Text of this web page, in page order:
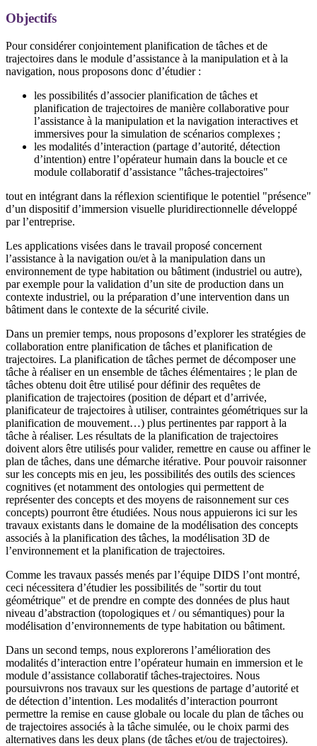
Objectifs
Pour considérer conjointement planification de tâches et de
trajectoires dans le module d’assistance à la manipulation et à la
navigation, nous proposons donc d’étudier :
les possibilités d’associer planification de tâches et
planification de trajectoires de manière collaborative pour
l’assistance à la manipulation et la navigation interactives et
immersives pour la simulation de scénarios complexes ;
les modalités d’interaction (partage d’autorité, détection
d’intention) entre l’opérateur humain dans la boucle et ce
module collaboratif d’assistance "tâches-trajectoires"
tout en intégrant dans la réflexion scientifique le potentiel "présence"
d’un dispositif d’immersion visuelle pluridirectionnelle développé
par l’entreprise.
Les applications visées dans le travail proposé concernent
l’assistance à la navigation ou/et à la manipulation dans un
environnement de type habitation ou bâtiment (industriel ou autre),
par exemple pour la validation d’un site de production dans un
contexte industriel, ou la préparation d’une intervention dans un
bâtiment dans le contexte de la sécurité civile.
Dans un premier temps, nous proposons d’explorer les stratégies de
collaboration entre planification de tâches et planification de
trajectoires. La planification de tâches permet de décomposer une
tâche à réaliser en un ensemble de tâches élémentaires ; le plan de
tâches obtenu doit être utilisé pour définir des requêtes de
planification de trajectoires (position de départ et d’arrivée,
planificateur de trajectoires à utiliser, contraintes géométriques sur la
planification de mouvement…) plus pertinentes par rapport à la
tâche à réaliser. Les résultats de la planification de trajectoires
doivent alors être utilisés pour valider, remettre en cause ou affiner le
plan de tâches, dans une démarche itérative. Pour pouvoir raisonner
sur les concepts mis en jeu, les possibilités des outils des sciences
cognitives (et notamment des ontologies qui permettent de
représenter des concepts et des moyens de raisonnement sur ces
concepts) pourront être étudiées. Nous nous appuierons ici sur les
travaux existants dans le domaine de la modélisation des concepts
associés à la planification des tâches, la modélisation 3D de
l’environnement et la planification de trajectoires.
Comme les travaux passés menés par l’équipe DIDS l’ont montré,
ceci nécessitera d’étudier les possibilités de "sortir du tout
géométrique" et de prendre en compte des données de plus haut
niveau d’abstraction (topologiques et / ou sémantiques) pour la
modélisation d’environnements de type habitation ou bâtiment.
Dans un second temps, nous explorerons l’amélioration des
modalités d’interaction entre l’opérateur humain en immersion et le
module d’assistance collaboratif tâches-trajectoires. Nous
poursuivrons nos travaux sur les questions de partage d’autorité et
de détection d’intention. Les modalités d’interaction pourront
permettre la remise en cause globale ou locale du plan de tâches ou
de trajectoires associés à la tâche simulée, ou le choix parmi des
alternatives dans les deux plans (de tâches et/ou de trajectoires).